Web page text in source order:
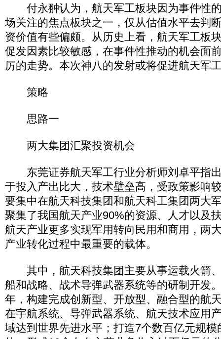
付永翀认为，航天军工板块因为事件性
场关注的焦点板块之一，仅从估值水平去判
资价值有些偏颇。从历史上看，航天军工板
促发因素比较敏感，在事件性推动的机会面
厉的走势。本次神八的发射或将促进航天军
策略
思路一
两大集团汇聚投资机会
东莞证券航天军工行业分析师刘卓平指
于投入产出比大，技术壁垒高，受政策影响
要集中在航天科技集团和航天科工集团两大
聚集了我国航天产业90%的资源、人才以及
航天产业更多实现军用转向民用和商用，两
产业转化过程中最重要的载体。
其中，航天科技集团主要从事运载火箭
船和战略、战术导弹武器系统等的研制开发
年，构建完成创新型、开放型、融合型的航
在宇航系统、导弹武器系统、航天技术应用
域达到世界先进水平；打造7个数百亿元规